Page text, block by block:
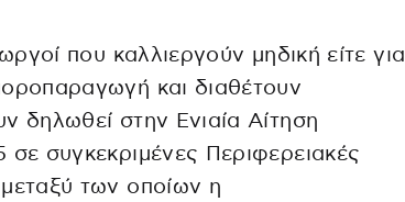
που καλλιεργούν μηδική είτε για
και διαθέτουν
δηλωθεί στην Ενιαία Αίτηση
συγκεκριμένες Περιφερειακές
των οποίων η